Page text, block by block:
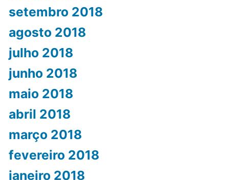
setembro 2018
agosto 2018
julho 2018
junho 2018
maio 2018
abril 2018
março 2018
fevereiro 2018
janeiro 2018